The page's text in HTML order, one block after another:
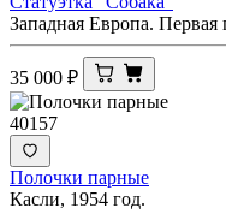
Западная Европа.
35 000 ₽
40157
Полочки парные
Касли, 1954 год.